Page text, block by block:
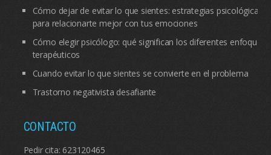
Cómo dejar de evitar lo que sientes: estrategias psicológicas
para relacionarte mejor con tus emociones
Cómo elegir psicólogo: qué significan los diferentes enfoques
terapéuticos
Cuando evitar lo que sientes se convierte en el problema
Trastorno negativista desafiante
CONTACTO
Pedir cita: 623120465